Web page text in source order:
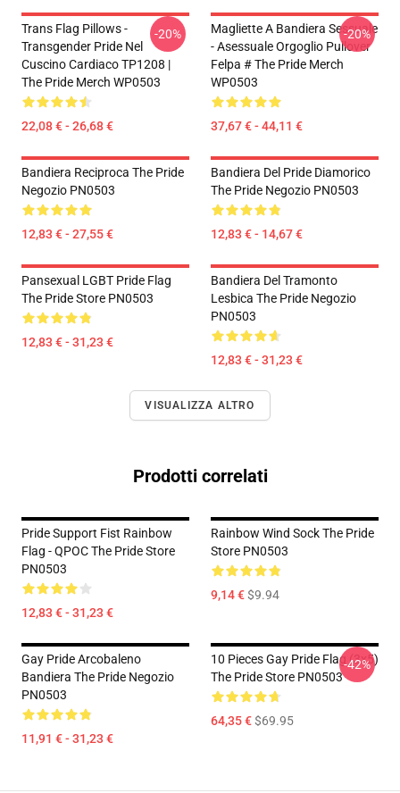
Trans Flag Pillows -
Transgender Pride Nel
Cuscino Cardiaco TP1208 |
The Pride Merch WP0503
22,08 € - 26,68 €
-20%
Magliette A Bandiera Sessuale
- Asessuale Orgoglio Pullover
Felpa # The Pride Merch
WP0503
37,67 € - 44,11 €
-20%
Bandiera Reciproca The Pride
Negozio PN0503
12,83 € - 27,55 €
Bandiera Del Pride Diamorico
The Pride Negozio PN0503
12,83 € - 14,67 €
Pansexual LGBT Pride Flag
The Pride Store PN0503
12,83 € - 31,23 €
Bandiera Del Tramonto
Lesbica The Pride Negozio
PN0503
12,83 € - 31,23 €
VISUALIZZA ALTRO
Prodotti correlati
Pride Support Fist Rainbow
Flag - QPOC The Pride Store
PN0503
12,83 € - 31,23 €
Rainbow Wind Sock The Pride
Store PN0503
9,14 €$9.94
Gay Pride Arcobaleno
Bandiera The Pride Negozio
PN0503
11,91 € - 31,23 €
10 Pieces Gay Pride Flag (3x5)
The Pride Store PN0503
64,35 €$69.95
-42%